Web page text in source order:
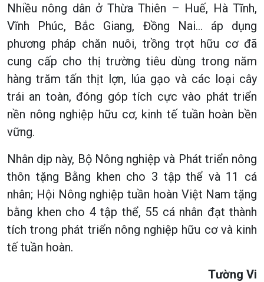
Nhiều nông dân ở Thừa Thiên – Huế, Hà Tĩnh,
Vĩnh Phúc, Bắc Giang, Đồng Nai… áp dụng
phương pháp chăn nuôi, trồng trọt hữu cơ đã
cung cấp cho thị trường tiêu dùng trong năm
hàng trăm tấn thịt lợn, lúa gạo và các loại cây
trái an toàn, đóng góp tích cực vào phát triển
nền nông nghiệp hữu cơ, kinh tế tuần hoàn bền
vững.
Nhân dịp này, Bộ Nông nghiệp và Phát triển nông
thôn tặng Bằng khen cho 3 tập thể và 11 cá
nhân; Hội Nông nghiệp tuần hoàn Việt Nam tặng
bằng khen cho 4 tập thể, 55 cá nhân đạt thành
tích trong phát triển nông nghiệp hữu cơ và kinh
tế tuần hoàn.
Tường Vi